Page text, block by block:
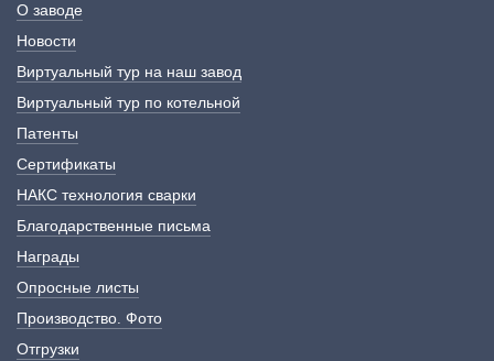
О заводе
Новости
Виртуальный тур на наш завод
Виртуальный тур по котельной
Патенты
Сертификаты
НАКС технология сварки
Благодарственные письма
Награды
Опросные листы
Производство. Фото
Отгрузки